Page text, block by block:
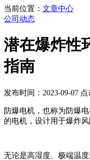
当前位置： 文章中心
公司动态
潜在爆炸性
指南
发布时间：2023-09-07
防爆电机，也称为防爆
的电机，设计用于爆炸风
无论是高湿度、极端温